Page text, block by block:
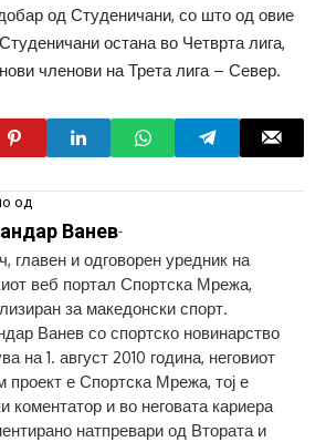
од Студеничани, со што од овие
остана во Четврта лига,
членови на Трета лига – Север.
од
Ванев-
главен и одговорен уредник на
веб портал Спортска Мрежа,
за македонски спорт.
Ванев со спортско новинарство
на 1. август 2010 година, неговиот
проект е Спортска Мрежа, тој е
коментатор и во неговата кариера
натпревари од Втората и